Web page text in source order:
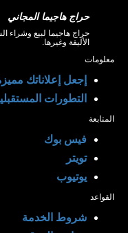
حراج هاجيما المجاني
حراج هاجيما لبيع وشراء
الأليفة وغيرها.
معلومات
إجعل إعلاناتك
التطورات
المتابعة
فيس بوك
تويتر
يوتيوب
القواعد
شروط الخدمة